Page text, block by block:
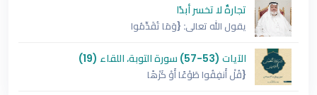
تجارةٌ لا تخسر أبدًا
يقول الله تعالى: {وَمَا تُقَدِّمُوا
الآيات (53-57) سورة التوبة، اللقاء (19)
{قُلْ أَنفِقُوا طَوْعًا أَوْ كَرْهًا